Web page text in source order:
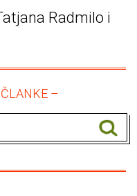
Radmilo i
–